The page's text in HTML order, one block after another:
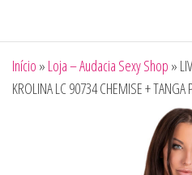
Início » Loja – Audacia Sexy Shop »
KROLINA LC 90734 CHEMISE + TANGA